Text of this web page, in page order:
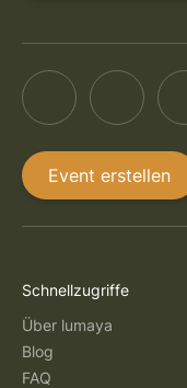
Event erstellen
Schnellzugriffe
Über lumaya
Blog
FAQ